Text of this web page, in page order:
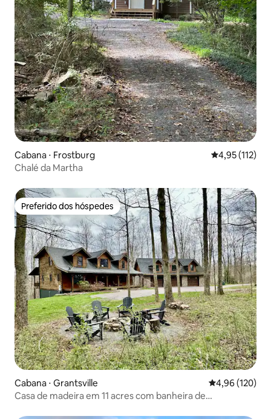
Cabana ⋅ Frostburg 4,95 de uma
4,95 (112)
Chalé da Martha
Preferido dos hóspedes
Preferido dos hóspedes
Cabana ⋅ Grantsville 4,96 de uma
4,96 (120)
Casa de madeira em 11 acres com banheira de